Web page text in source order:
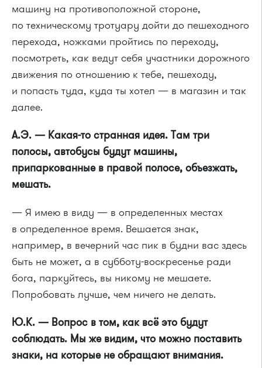
машину на противоположной стороне,
по техническому тротуару дойти до пешеходного
перехода, ножками пройтись по переходу,
посмотреть, как ведут себя участники дорожного
движения по отношению к тебе, пешеходу,
и попасть туда, куда ты хотел — в магазин и так
далее.
А.Э. — Какая-то странная идея. Там три
полосы, автобусы будут машины,
припаркованные в правой полосе, объезжать,
мешать.
— Я имею в виду — в определенных местах
в определенное время. Вешается знак,
например, в вечерний час пик в будни вас здесь
быть не может, а в субботу-воскресенье ради
бога, паркуйтесь, вы никому не мешаете.
Попробовать лучше, чем ничего не делать.
Ю.К. — Вопрос в том, как всё это будут
соблюдать. Мы же видим, что можно поставить
знаки, на которые не обращают внимания.